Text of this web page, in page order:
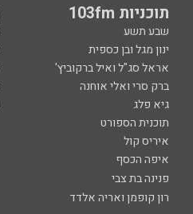
תוכניות 103fm
שבע תשע
ינון מגל ובן כספית
אראל סג"ל ואיל ברקוביץ'
ברק סרי ואלי אוחנה
גיא פלג
תוכנית הספורט
איריס קול
איפה הכסף
פנינה בת צבי
רון קופמן ואריה אלדד